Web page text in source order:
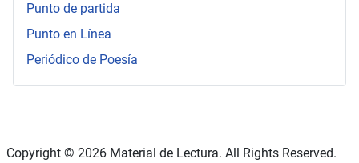
Punto de partida
Punto en Línea
Periódico de Poesía
Copyright © 2026 Material de Lectura. All Rights Reserved.